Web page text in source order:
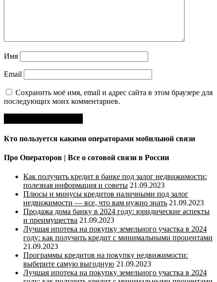
Имя
Email
Сохранить моё имя, email и адрес сайта в этом браузере для
последующих моих комментариев.
Кто пользуется какими операторами мобильной связи
Про Операторов | Все о сотовой связи в России
Как получить кредит в банке под залог недвижимости:
полезная информация и советы 21.09.2023
Плюсы и минусы кредитов наличными под залог
недвижимости — все, что вам нужно знать 21.09.2023
Продажа дома банку в 2024 году: юридические аспекты
и преимущества 21.09.2023
Лучшая ипотека на покупку земельного участка в 2024
году: как получить кредит с минимальными процентами
21.09.2023
Программы кредитов на покупку недвижимости:
выберите самую выгодную 21.09.2023
Лучшая ипотека на покупку земельного участка в 2024